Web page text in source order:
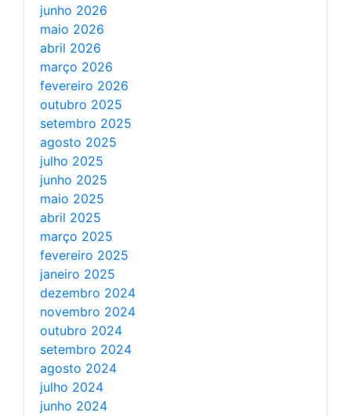
junho 2026
maio 2026
abril 2026
março 2026
fevereiro 2026
outubro 2025
setembro 2025
agosto 2025
julho 2025
junho 2025
maio 2025
abril 2025
março 2025
fevereiro 2025
janeiro 2025
dezembro 2024
novembro 2024
outubro 2024
setembro 2024
agosto 2024
julho 2024
junho 2024